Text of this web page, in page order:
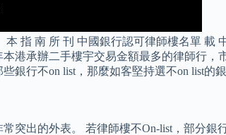
指 南 所 刊 中國銀行認可律師樓名單 載
港承辦二手樓宇交易金額最多的律師行，
行不on list，那麼如客堅持選不on list的
出的外表。 若律師樓不On-list，部分銀